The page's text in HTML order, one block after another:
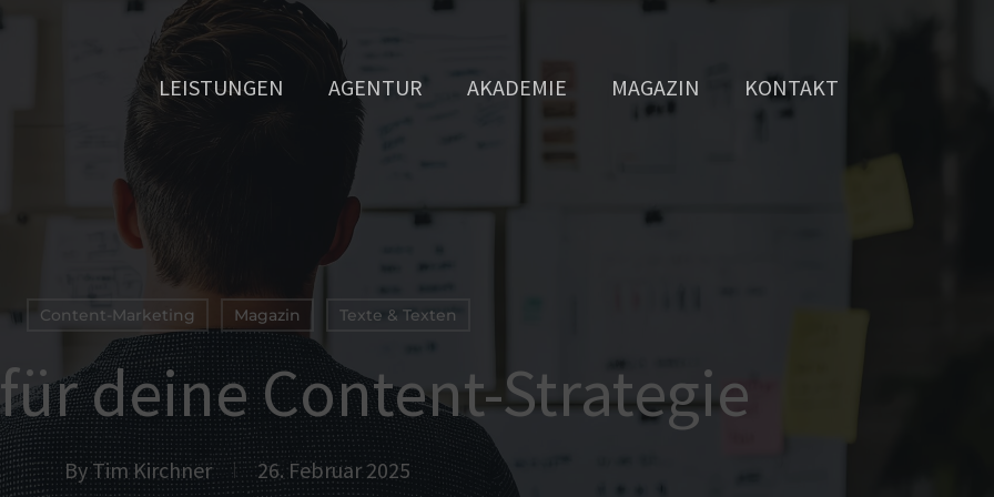
LEISTUNGEN AGENTUR AKADEMIE MAGAZIN KONTAKT
Content-Marketing Magazin Texte & Texten
deine Content-Strategie
By Tim Kirchner 26. Februar 2025